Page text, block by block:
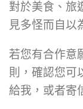
對於美食、旅
見多怪而自以
若您有合作意
則，確認您可
給我，或者寄